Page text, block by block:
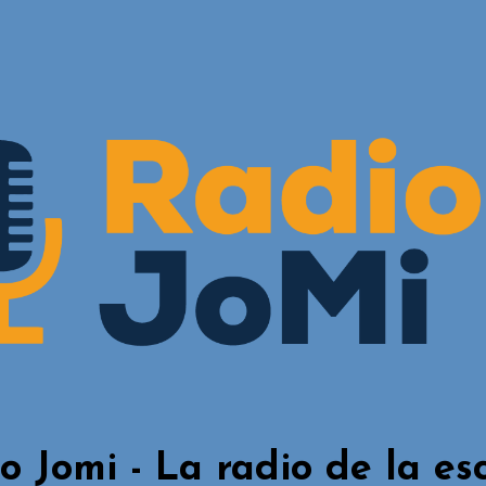
Jomi - La radio de la